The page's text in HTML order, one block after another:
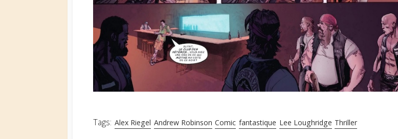
Tags: Alex Riegel Andrew Robinson Comic fantastique Lee Loughridge Thriller